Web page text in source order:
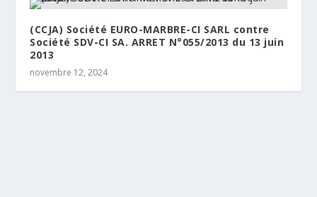
(CCJA) Société EURO-MARBRE-CI SARL contre
Société SDV-CI SA. ARRET N°055/2013 du 13 juin
2013
novembre 12, 2024